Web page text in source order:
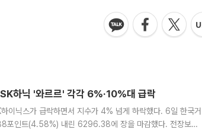
하닉 '와르르' 각각 6%·10%대 급락
이닉스가 급락하면서 지수가 4% 넘게 하락했다. 6일 한국거
포인트(4.58%) 내린 6296.38에 장을 마감했다. 전장보다